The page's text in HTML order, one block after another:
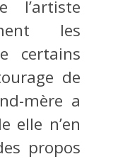
les
certains
de
mère a
elle n’en
propos